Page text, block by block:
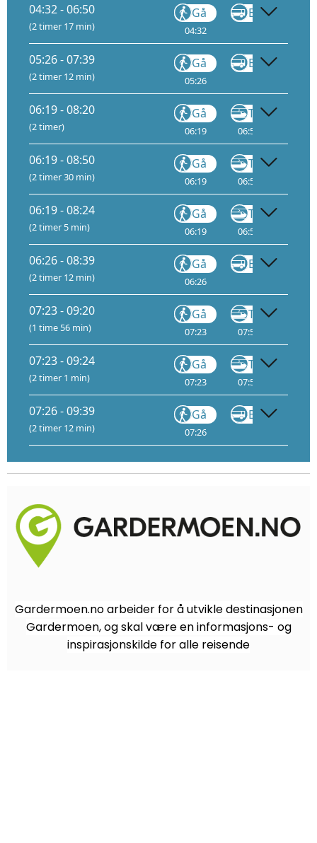
04:32 - 06:50
(2 timer 17 min)
Gå
04:32
Buss
05:26 - 07:39
(2 timer 12 min)
Gå
05:26
Buss
06:19 - 08:20
(2 timer)
Gå
06:19
Tog
06:55
06:19 - 08:50
(2 timer 30 min)
Gå
06:19
Tog
06:55
06:19 - 08:24
(2 timer 5 min)
Gå
06:19
Tog
06:55
06:26 - 08:39
(2 timer 12 min)
Gå
06:26
Buss
07:23 - 09:20
(1 time 56 min)
Gå
07:23
Tog
07:59
07:23 - 09:24
(2 timer 1 min)
Gå
07:23
Tog
07:59
07:26 - 09:39
(2 timer 12 min)
Gå
07:26
Buss
Gardermoen.no arbeider for å utvikle destinasjonen
Gardermoen, og skal være en informasjons- og
inspirasjonskilde for alle reisende